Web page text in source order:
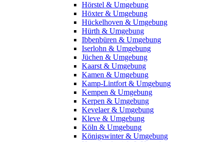
Hörstel & Umgebung
Höxter & Umgebung
Hückelhoven & Umgebung
Hürth & Umgebung
Ibbenbüren & Umgebung
Iserlohn & Umgebung
Jüchen & Umgebung
Kaarst & Umgebung
Kamen & Umgebung
Kamp-Lintfort & Umgebung
Kempen & Umgebung
Kerpen & Umgebung
Kevelaer & Umgebung
Kleve & Umgebung
Köln & Umgebung
Königswinter & Umgebung